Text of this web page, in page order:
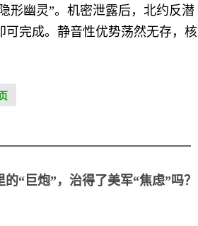
形幽灵”。机密泄露后，北约反潜
完成。静音性优势荡然无存，核
的“巨炮”，治得了美军“焦虑”吗？